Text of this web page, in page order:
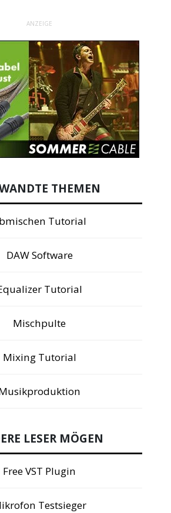
ANZEIGE
THEMEN
Tutorial
DAW Software
Tutorial
Mischpulte
Mixing Tutorial
LESER MÖGEN
Free VST Plugin
Testsieger